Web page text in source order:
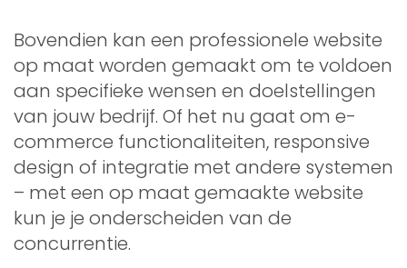
Bovendien kan een professionele website
op maat worden gemaakt om te voldoen
aan specifieke wensen en doelstellingen
van jouw bedrijf. Of het nu gaat om e-
commerce functionaliteiten, responsive
design of integratie met andere systemen
– met een op maat gemaakte website
kun je je onderscheiden van de
concurrentie.